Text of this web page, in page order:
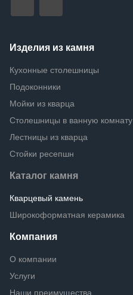
Изделия из камня
Кухонные столешницы
Подоконники
Мойки из кварца
Столешницы в ванную комнату
Лестницы из кварца
Стойки ресепшн
Каталог камня
Кварцевый камень
Широкоформатная керамика
Компания
О компании
Услуги
Наши преимущества